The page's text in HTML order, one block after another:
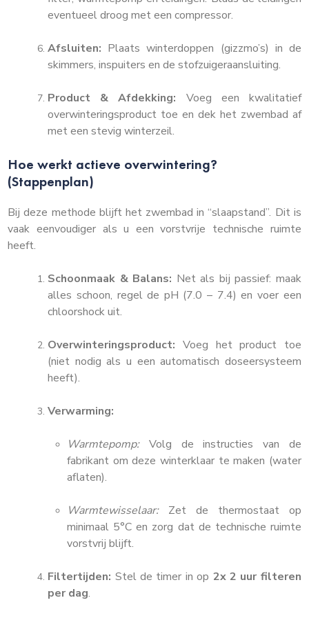
eventueel droog met een compressor.
Afsluiten: Plaats winterdoppen (gizzmo’s) in de
skimmers, inspuiters en de stofzuigeraansluiting.
Product & Afdekking: Voeg een kwalitatief
overwinteringsproduct toe en dek het zwembad af
met een stevig winterzeil.
Hoe werkt actieve overwintering?
(Stappenplan)
Bij deze methode blijft het zwembad in “slaapstand”. Dit is
vaak eenvoudiger als u een vorstvrije technische ruimte
heeft.
Schoonmaak & Balans: Net als bij passief: maak
alles schoon, regel de pH (7.0 – 7.4) en voer een
chloorshock uit.
Overwinteringsproduct: Voeg het product toe
(niet nodig als u een automatisch doseersysteem
heeft).
Verwarming:
Warmtepomp:Volg de instructies van de
fabrikant om deze winterklaar te maken (water
aflaten).
Warmtewisselaar:Zet de thermostaat op
minimaal 5°C en zorg dat de technische ruimte
vorstvrij blijft.
Filtertijden: Stel de timer in op 2x 2 uur filteren
per dag.